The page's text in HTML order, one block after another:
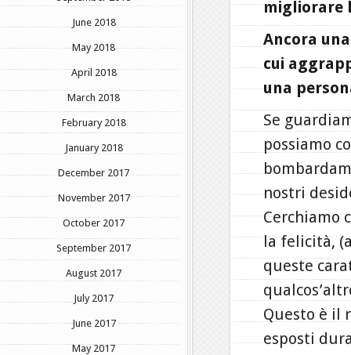
June 2018
May 2018
April 2018
March 2018
February 2018
January 2018
December 2017
November 2017
October 2017
September 2017
August 2017
July 2017
June 2017
May 2017
migliorare
Ancora
cui
una
Se
possiamo
nostri
Cerchiamo
la felicità,
queste
Questo è il
esposti